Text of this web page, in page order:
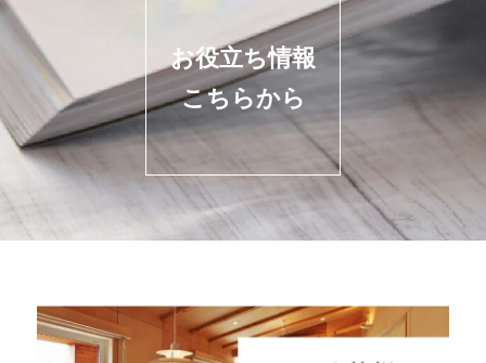
お役立ち情報
こちらから